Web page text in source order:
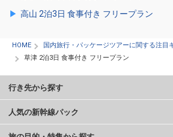
高山 2泊3日 食事付き フリープラン
HOME
国内旅行・パッケージツアーに関する注目
草津 2泊3日 食事付き フリープラン
行き先から探す
人気の新幹線パック